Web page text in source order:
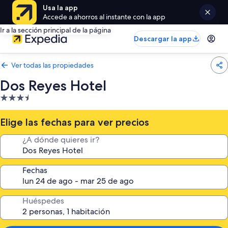
Usa la app
Accede a ahorros al instante con la app
Ir a la sección principal de la página
Descargar la app
Ver todas las propiedades
Dos Reyes Hotel
Propiedad
de
3.5
estrellas
Elige las fechas para ver precios
¿A dónde quieres ir?
Fechas
Huéspedes